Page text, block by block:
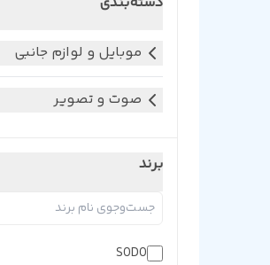
موبایل و لوازم جانبی
صوت و تصویر
برند
SODO